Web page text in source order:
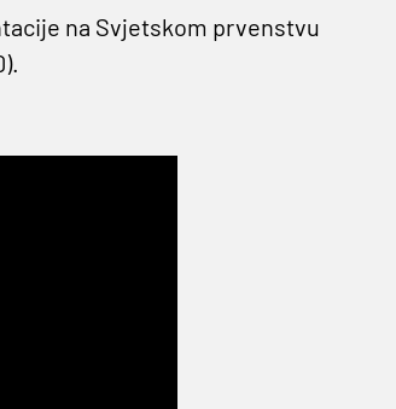
na Svjetskom prvenstvu